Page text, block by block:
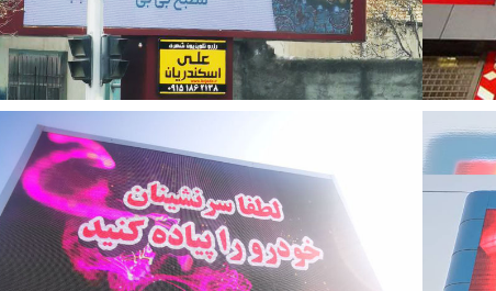
تلویزیون شهری بجنورد